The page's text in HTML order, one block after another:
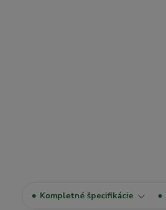
Kompletné špecifikácie